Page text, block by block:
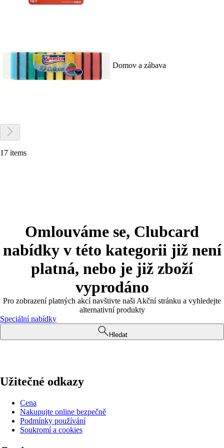
Domov a zábava
17 items
Omlouváme se, Clubcard
nabídky v této kategorii již není
platná, nebo je již zboží
vyprodáno
Pro zobrazení platných akcí navštivte naši Akční stránku a vyhledejte
alternativní produkty
Speciální nabídky
Hledat
Užitečné odkazy
Cena
Nakupujte online bezpečně
Podmínky používání
Soukromí a cookies